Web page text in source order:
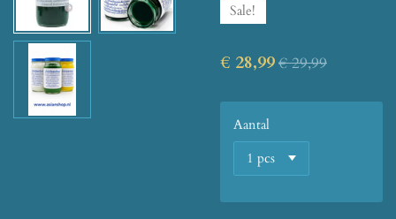
Sale!
€ 28,99€ 29,99
Aantal